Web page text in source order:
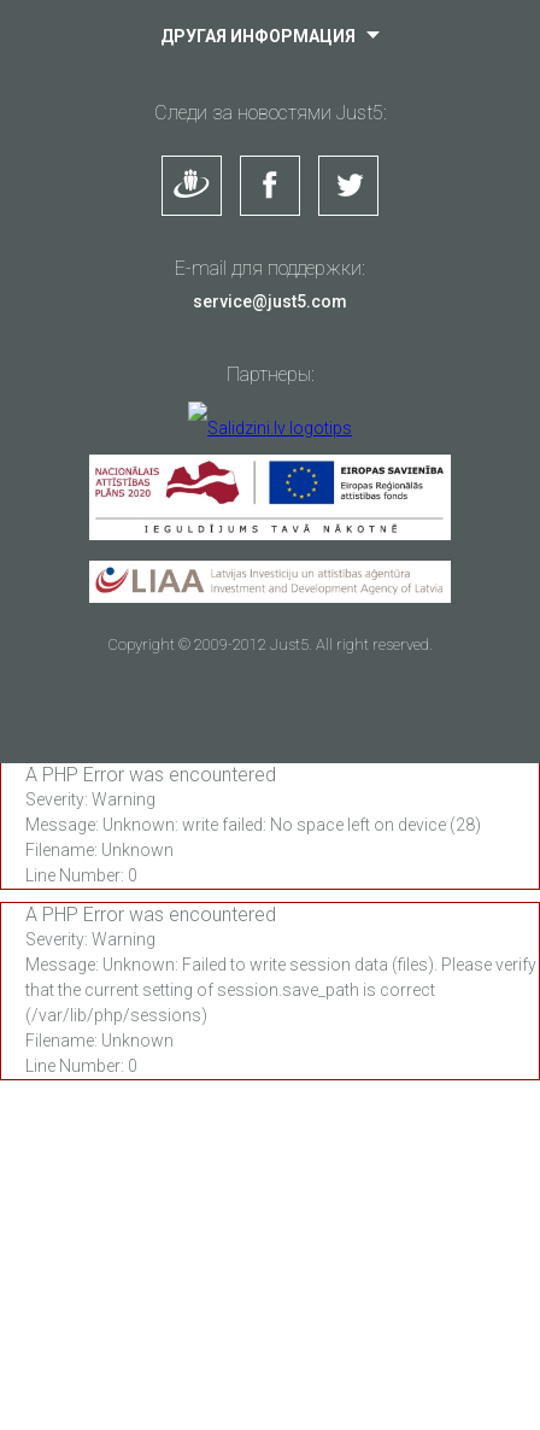
ДРУГАЯ ИНФОРМАЦИЯ
Следи за новостями Just5:
E-mail для поддержки:
service@just5.com
Партнеры:
Copyright © 2009-2012 Just5. All right reserved.
A PHP Error was encountered
Severity: Warning
Message: Unknown: write failed: No space left on device (28)
Filename: Unknown
Line Number: 0
A PHP Error was encountered
Severity: Warning
Message: Unknown: Failed to write session data (files). Please verify
that the current setting of session.save_path is correct
(/var/lib/php/sessions)
Filename: Unknown
Line Number: 0